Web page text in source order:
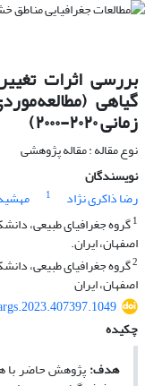
بررسی اثرات
گیاهی
زمانی ۲۰۲۰-۲۰۰۰)
نوع مقاله : مقاله پژوهشی
نویسندگان
رضا ذاکری نژاد
1
1گروه جغرافیای طبیعی،
اصفهان، ایران.
2گروه جغرافیای طبیعی،
اصفهان، ایران
چکیده
هدف:پژوهش حاضر با